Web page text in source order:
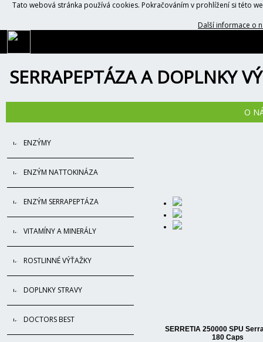
Tato webová stránka používá cookies. Pokračováním v prohlížení si této
Další informace o
SERRAPEPTÁZA A DOPLNKY
O
ENZÝMY
ENZÝM NATTOKINÁZA
ENZÝM SERRAPEPTÁZA
VITAMÍNY A MINERÁLY
ROSTLINNÉ VÝŤAŽKY
DOPLNKY STRAVY
DOCTORS BEST
SERRETIA 250000 SPU
180 Caps